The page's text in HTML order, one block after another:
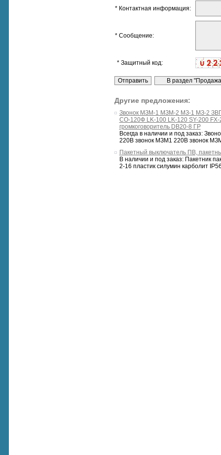
* Контактная информация:
* Сообщение:
* Защитный код:
Другие предложения:
Звонок МЗМ-1 МЗМ-2 МЗ-1 МЗ-2
СО-120Ф LK-100 LK-120 SY-200
громкоговоритель DB20-8 ГР
Всегда в наличии и под заказ:
220В звонок МЗМ1 220В звонок
Пакетный выключатель ПВ,
В наличии и под заказ: Пакетник
2-16 пластик силумин карболит